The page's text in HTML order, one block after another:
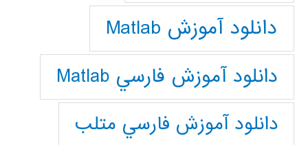
دانلود آموزش Matlab
دانلود آموزش فارسي Matlab
دانلود آموزش فارسي متلب